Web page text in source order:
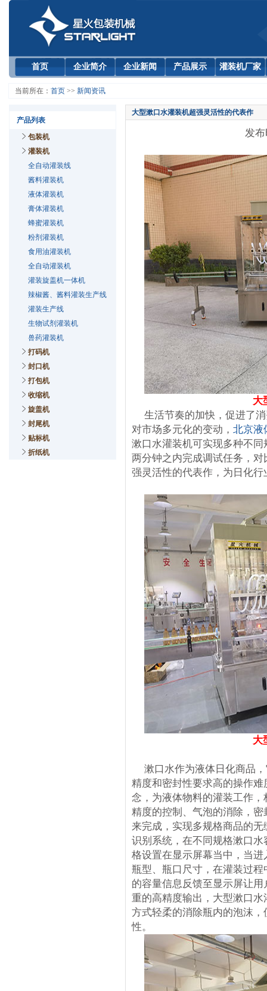
首页 企业简介 企业新闻 产品展示 灌装机厂家
当前所在： 首页 >> 新闻资讯
产品列表
包装机
灌装机
全自动灌装线
酱料灌装机
液体灌装机
膏体灌装机
蜂蜜灌装机
粉剂灌装机
食用油灌装机
全自动灌装机
灌装旋盖机一体机
辣椒酱、酱料灌装生产线
灌装生产线
生物试剂灌装机
兽药灌装机
打码机
封口机
打包机
收缩机
旋盖机
封尾机
贴标机
折纸机
大型漱口水灌装机超强灵活性的代表作
发布
大
生活节奏的加快，促进了消
对市场多元化的变动， 北京液
漱口水灌装机可实现多种不
两分钟之内完成调试任务，
强灵活性的代表作，为日化
大
漱口水作为液体日化商品，
精度和密封性要求高的操作
念，为液体物料的灌装工作
精度的控制、气泡的消除，
来完成，实现多规格商品的
识别系统，在不同规格漱口
格设置在显示屏幕当中，当
瓶型、瓶口尺寸，在灌装过
的容量信息反馈至显示屏让
重的高精度输出，大型漱口
方式轻柔的消除瓶内的泡沫
性。